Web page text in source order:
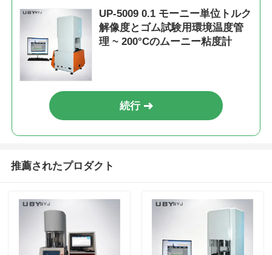
UP-5009 0.1 モーニー単位トルク
解像度とゴム試験用環境温度管
理 ~ 200°Cのムーニー粘度計
続行
推薦されたプロダクト